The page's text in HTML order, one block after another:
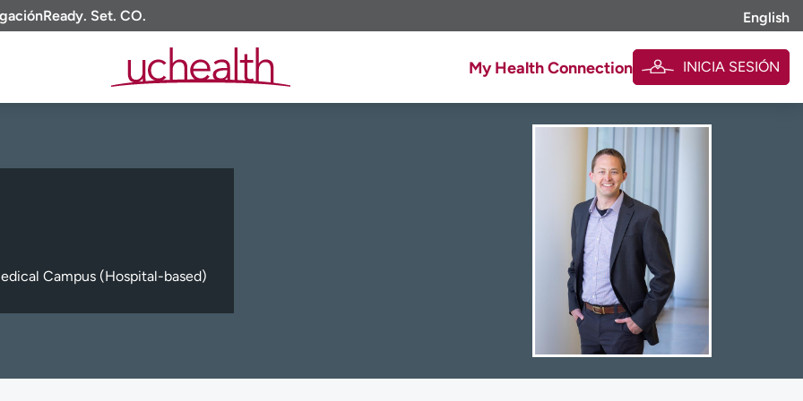
Ready. Set. CO. English
My Health Connection INICIA SESIÓN
Campus (Hospital-based)